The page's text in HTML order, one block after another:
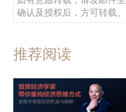
确认及授权后，方可转载。
推荐阅读